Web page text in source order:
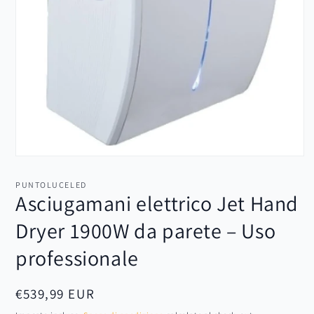
multimediali
in
finestra
modale
PUNTOLUCELED
Asciugamani elettrico Jet Hand
Dryer 1900W da parete – Uso
professionale
Prezzo
€539,99 EUR